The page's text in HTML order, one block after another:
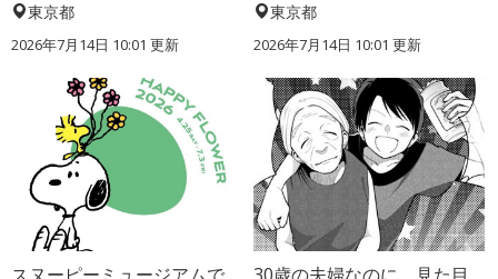
東京都
2026年7月14日 10:01 更新
東京都
2026年7月14日 10:01 更新